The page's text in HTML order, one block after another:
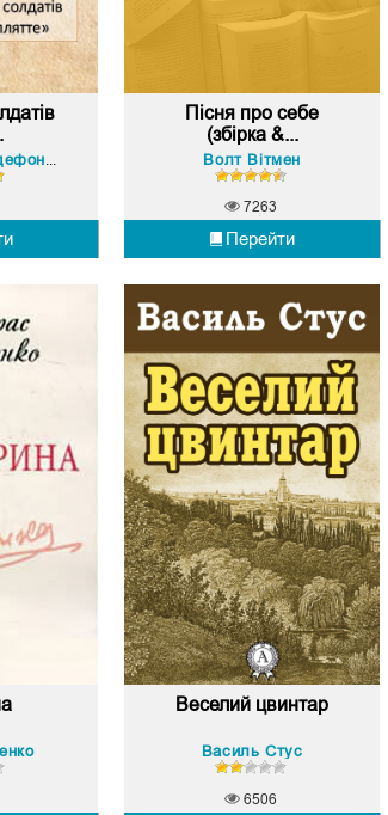
Пісня про себе
(збірка &...
Волт Вітмен
Перейти
7263
Веселий цвинтар
Василь Стус
6506